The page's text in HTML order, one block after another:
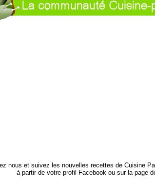
nous et suivez les nouvelles recettes de Cuisine
à partir de votre profil Facebook ou sur la page